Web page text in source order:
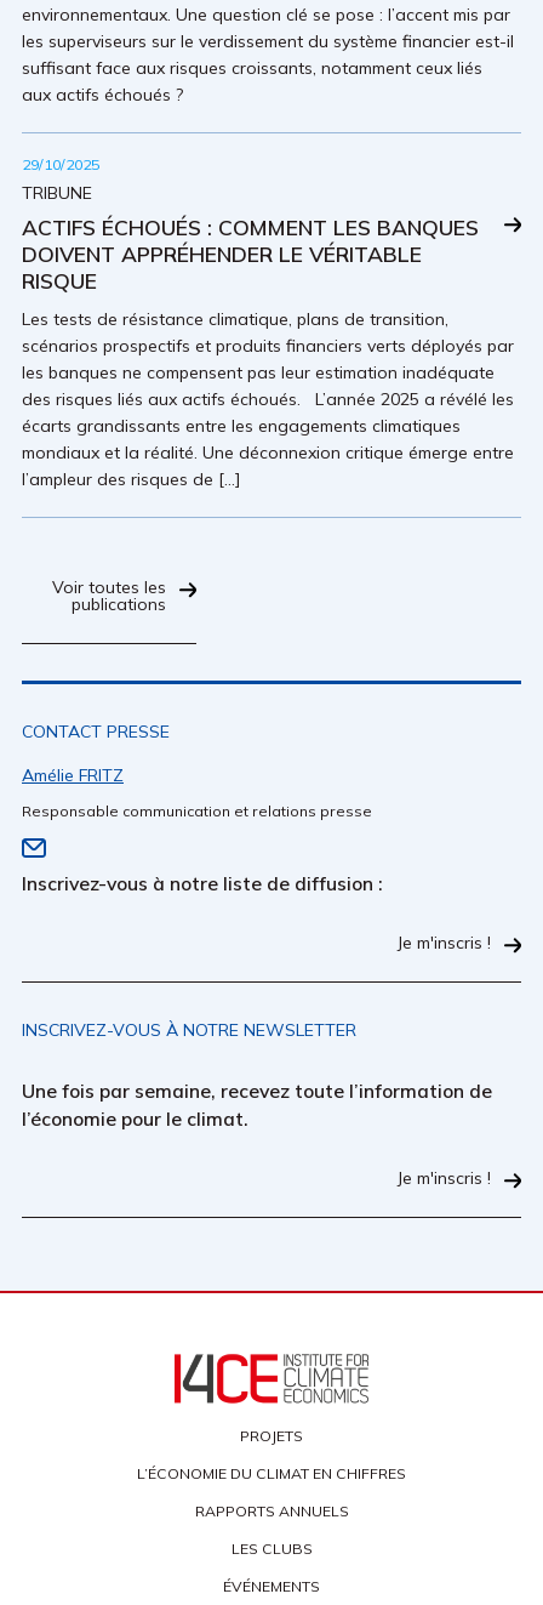
environnementaux. Une question clé se pose : l’accent mis par
les superviseurs sur le verdissement du système financier est-il
suffisant face aux risques croissants, notamment ceux liés
aux actifs échoués ?
29/10/2025
TRIBUNE
ACTIFS ÉCHOUÉS : COMMENT LES BANQUES
DOIVENT APPRÉHENDER LE VÉRITABLE
RISQUE
Les tests de résistance climatique, plans de transition,
scénarios prospectifs et produits financiers verts déployés par
les banques ne compensent pas leur estimation inadéquate
des risques liés aux actifs échoués. L’année 2025 a révélé les
écarts grandissants entre les engagements climatiques
mondiaux et la réalité. Une déconnexion critique émerge entre
l’ampleur des risques de […]
Voir toutes les
publications
CONTACT PRESSE
Amélie FRITZ
Responsable communication et relations presse
Inscrivez-vous à notre liste de diffusion :
Je m'inscris !
INSCRIVEZ-VOUS À NOTRE NEWSLETTER
Une fois par semaine, recevez toute l’information de
l’économie pour le climat.
Je m'inscris !
PROJETS
L’ÉCONOMIE DU CLIMAT EN CHIFFRES
RAPPORTS ANNUELS
LES CLUBS
ÉVÉNEMENTS